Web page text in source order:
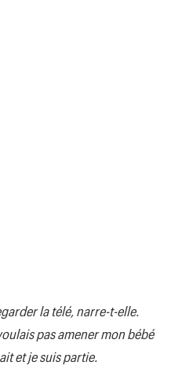
la télé, narre-t-elle.
pas amener mon bébé
et je suis partie.